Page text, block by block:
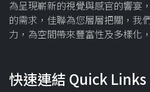
為呈現嶄新的視覺與感官的響宴
的需求，佳聯為您層層把關，我
力，為空間帶來豐富性及多樣化
快速連結 Quick Links